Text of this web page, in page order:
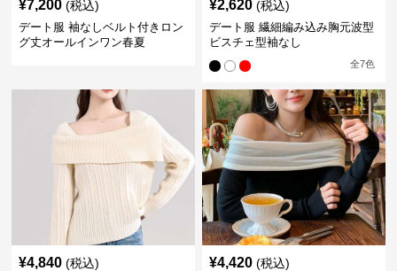
¥7,200 (税込)
デート服 袖なしベルト付きロン
グ丈オールインワン春夏
¥2,620 (税込)
デート服 繊細編み込み胸元波型
ビスチェ型袖なし
全7色
¥4,840 (税込) ¥4,420 (税込)